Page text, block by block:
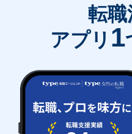
転
アプリ 1